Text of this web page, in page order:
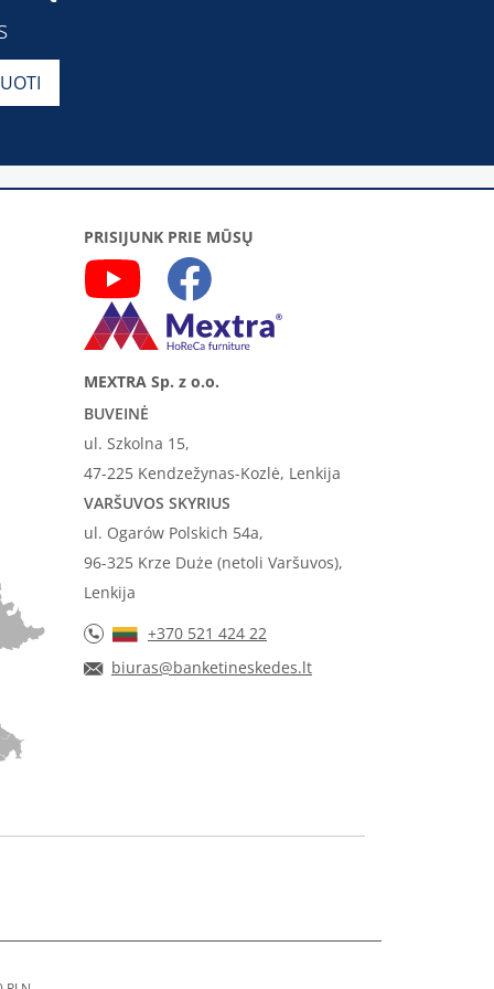
PRISIJUNK PRIE MŪSŲ
MEXTRA Sp. z o.o.
BUVEINĖ
ul. Szkolna 15,
47-225 Kendzežynas-Kozlė, Lenkija
VARŠUVOS SKYRIUS
ul. Ogarów Polskich 54a,
96-325 Krze Duże (netoli Varšuvos),
Lenkija
+370 521 424 22
biuras@banketineskedes.lt